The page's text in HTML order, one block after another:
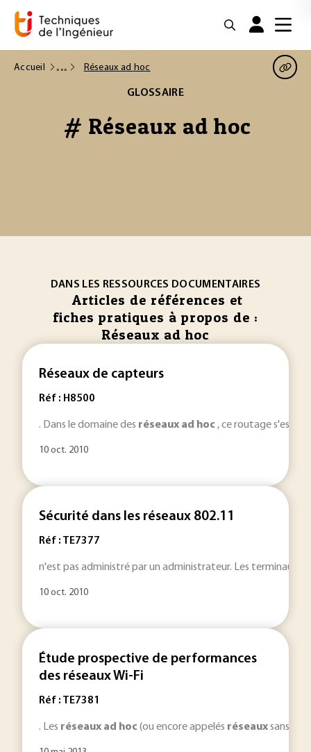
Accueil Réseaux ad hoc
GLOSSAIRE
# Réseaux ad hoc
DANS LES RESSOURCES DOCUMENTAIRES
Articles de références et
fiches pratiques à propos de :
Réseaux ad hoc
Réseaux de capteurs
Réf : H8500
. Dans le domaine des réseaux ad hoc , ce routage s'est
10 oct. 2010
Sécurité dans les réseaux 802.11
Réf : TE7377
n'est pas administré par un administrateur. Les terminaux
10 oct. 2010
Étude prospective de performances
des réseaux Wi-Fi
Réf : TE7381
. Les réseaux ad hoc(ou encore appelés réseauxsans fil